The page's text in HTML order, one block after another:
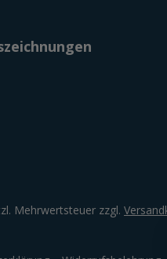
Mehrwertsteuer zzgl.